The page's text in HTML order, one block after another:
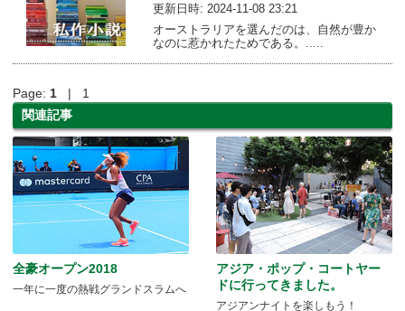
更新日時: 2024-11-08 23:21
オーストラリアを選んだのは、自然が豊か
なのに惹かれたためである。.....
Page: 1 | 1
関連記事
全豪オープン2018
一年に一度の熱戦グランドスラムへ
アジア・ポップ・コートヤー
ドに行ってきました。
アジアンナイトを楽しもう！